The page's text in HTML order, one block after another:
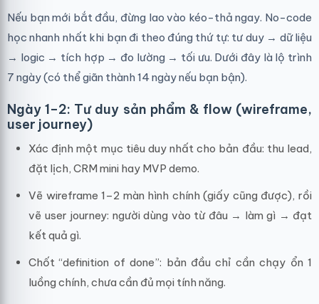
Nếu bạn mới bắt đầu, đừng lao vào kéo-thả ngay. No-code
học nhanh nhất khi bạn đi theo đúng thứ tự: tư duy → dữ liệu
→ logic → tích hợp → đo lường → tối ưu. Dưới đây là lộ trình
7 ngày (có thể giãn thành 14 ngày nếu bạn bận).
Ngày 1–2: Tư duy sản phẩm & flow (wireframe,
user journey)
Xác định một mục tiêu duy nhất cho bản đầu: thu lead,
đặt lịch, CRM mini hay MVP demo.
Vẽ wireframe 1–2 màn hình chính (giấy cũng được), rồi
vẽ user journey: người dùng vào từ đâu → làm gì → đạt
kết quả gì.
Chốt “definition of done”: bản đầu chỉ cần chạy ổn 1
luồng chính, chưa cần đủ mọi tính năng.